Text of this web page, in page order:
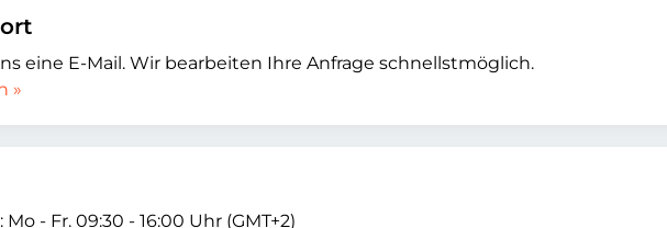
eine E-Mail. Wir bearbeiten Ihre Anfrage schnellstmöglich.
»
- Fr. 09:30 - 16:00 Uhr (GMT+2)